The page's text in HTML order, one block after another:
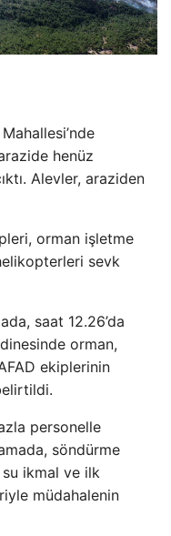
Mahallesi’nde
henüz
ıktı. Alevler, araziden
orman işletme
sevk
saat 12.26’da
orman,
ekiplerinin
personelle
söndürme
ikmal ve ilk
müdahalenin